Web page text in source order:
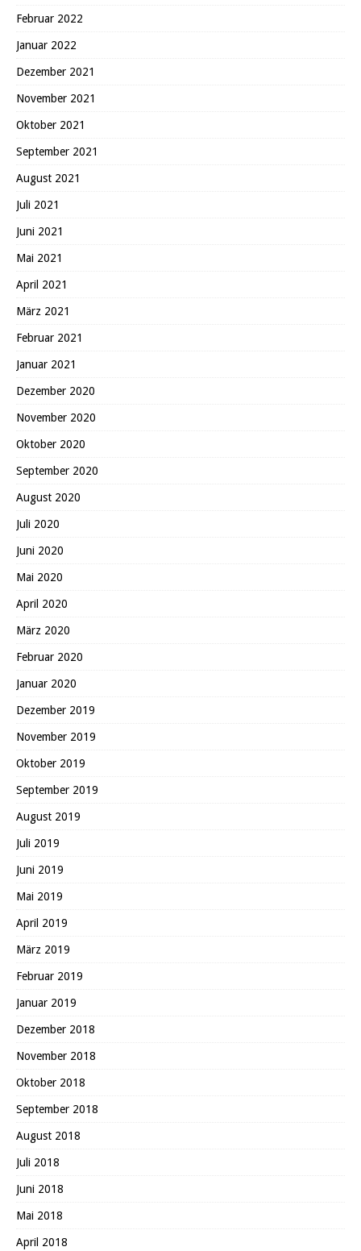
Februar 2022
Januar 2022
Dezember 2021
November 2021
Oktober 2021
September 2021
August 2021
Juli 2021
Juni 2021
Mai 2021
April 2021
März 2021
Februar 2021
Januar 2021
Dezember 2020
November 2020
Oktober 2020
September 2020
August 2020
Juli 2020
Juni 2020
Mai 2020
April 2020
März 2020
Februar 2020
Januar 2020
Dezember 2019
November 2019
Oktober 2019
September 2019
August 2019
Juli 2019
Juni 2019
Mai 2019
April 2019
März 2019
Februar 2019
Januar 2019
Dezember 2018
November 2018
Oktober 2018
September 2018
August 2018
Juli 2018
Juni 2018
Mai 2018
April 2018